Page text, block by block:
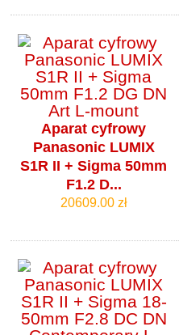
Aparat cyfrowy
Panasonic LUMIX
S1R II + Sigma 50mm
F1.2 D...
20609.00 zł